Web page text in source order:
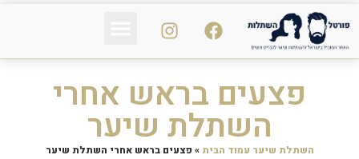
פצעים בראש אחרי
השתלת שיער
השתלת שיער עמוד הבית» פצעים בראש אחרי השתלת שיער